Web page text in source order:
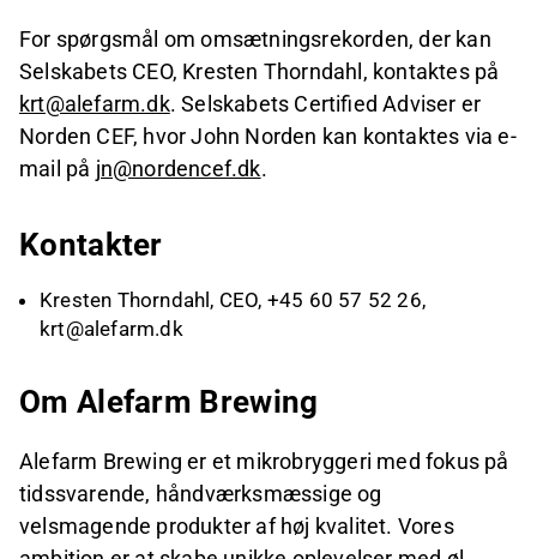
For spørgsmål om omsætningsrekorden, der kan
Selskabets CEO, Kresten Thorndahl, kontaktes på
krt@alefarm.dk. Selskabets Certified Adviser er
Norden CEF, hvor John Norden kan kontaktes via e-
mail på jn@nordencef.dk.
Kontakter
Kresten Thorndahl, CEO, +45 60 57 52 26,
krt@alefarm.dk
Om Alefarm Brewing
Alefarm Brewing er et mikrobryggeri med fokus på
tidssvarende, håndværksmæssige og
velsmagende produkter af høj kvalitet. Vores